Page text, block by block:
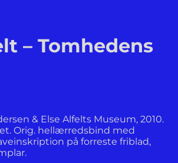
– Tomhedens
& Else Alfelts Museum, 2010.
Orig. hellærredsbind med
på forreste friblad,